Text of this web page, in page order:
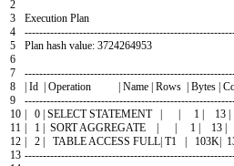
2
3
4
5
6
7
8
9
10
11
12
13
Execution Plan
--------------------------------------------------------
Plan hash value: 3724264953
--------------------------------------------------------
| Id | Operation | Name | Rows | Bytes |
--------------------------------------------------------
|
0 | SELECTSTATEMENT | | 1 | 13 |
|
1 | SORTAGGREGATE | | 1 | 13 |
|
2 | TABLE ACCESS FULL| T1 | 103K|
--------------------------------------------------------